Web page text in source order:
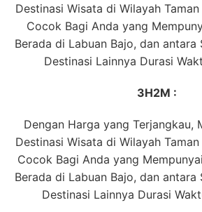
Destinasi Wisata di Wilayah
Cocok Bagi Anda yang
Berada di Labuan Bajo, dan antara
Destinasi Lainnya Durasi
3H2M :
Dengan Harga yang Terjangkau,
Destinasi Wisata di Wilayah
Cocok Bagi Anda yang
Berada di Labuan Bajo, dan antara
Destinasi Lainnya Durasi